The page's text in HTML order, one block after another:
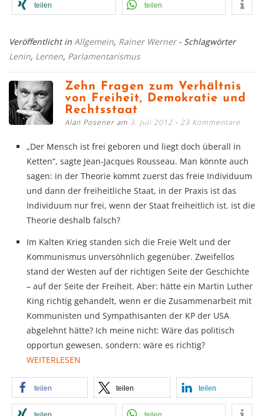
teilen teilen
Veröffentlicht in Allgemein, Rainer Werner - Schlagwörter
Lenin, Lernen, Parlamentarismus
Zehn Fragen zum Verhältnis
von Freiheit, Demokratie und
Rechtsstaat
Alan Posener am 3. Juli 2012 23 Kommentare
„Der Mensch ist frei geboren und liegt doch überall in
Ketten“, sagte Jean-Jacques Rousseau. Man könnte auch
sagen: in der Theorie kommt zuerst das freie Individuum
und dann der freiheitliche Staat, in der Praxis ist das
Individuum nur frei, wenn der Staat freiheitlich ist. ist die
Theorie deshalb falsch?
Im Kalten Krieg standen sich die Freie Welt und der
Kommunismus unversöhnlich gegenüber. Zweifellos
stand der Westen auf der richtigen Seite der Geschichte
– auf der Seite der Freiheit. Aber: hätte ein Martin Luther
King richtig gehandelt, wenn er die Zusammenarbeit mit
Kommunisten und Sympathisanten der KP der USA
abgelehnt hätte? Ich meine nicht: Wäre das politisch
opportun gewesen, sondern: wäre es richtig?
WEITERLESEN
teilen teilen teilen